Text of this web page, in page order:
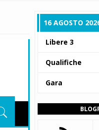
16 AGOSTO
Libere 3
Qualifiche
Gara